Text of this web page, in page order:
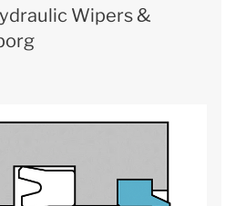
Wipers &